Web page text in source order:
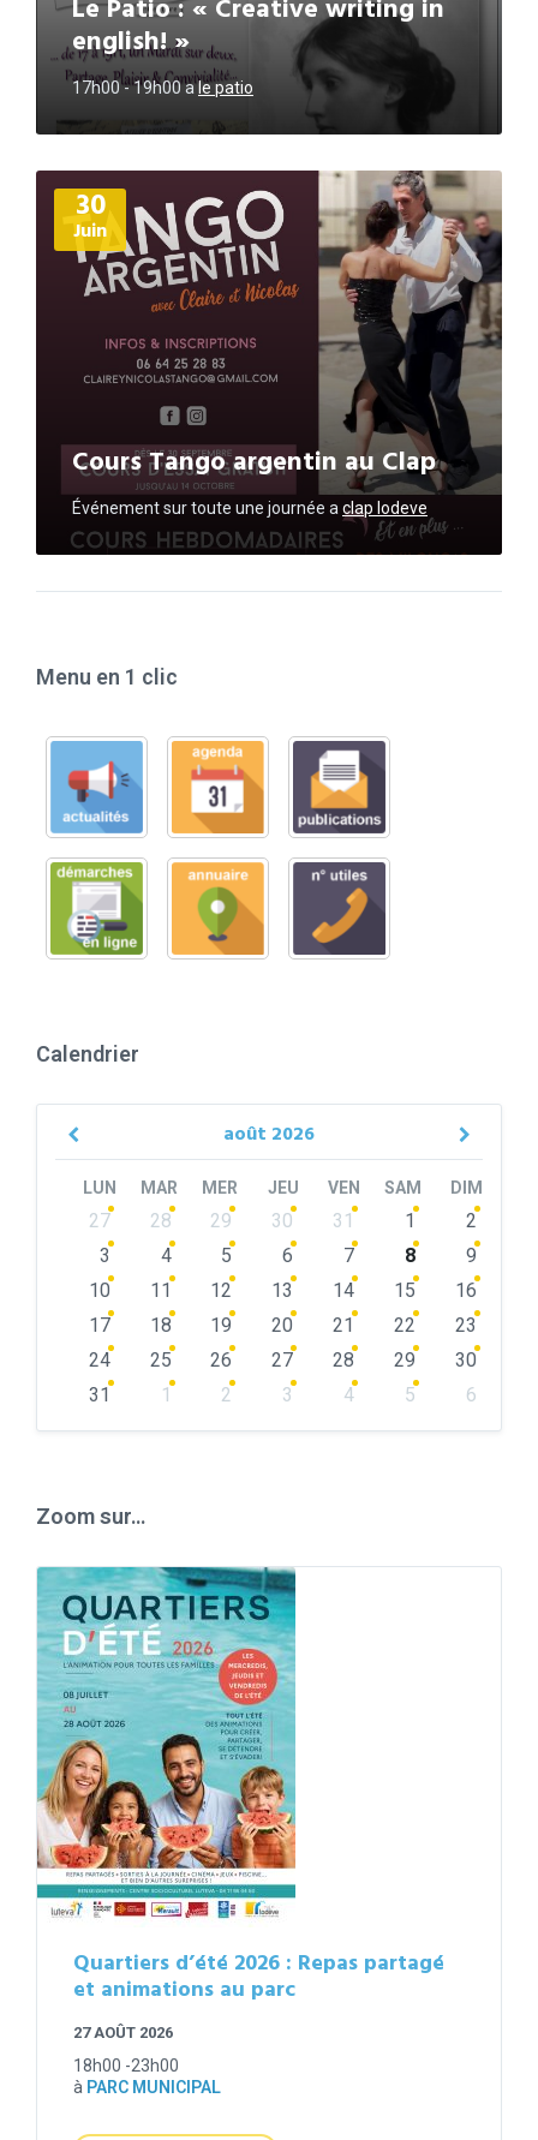
Le Patio : « Creative writing in
english! »
17h00 - 19h00ale patio
30
Juin
Cours Tango argentin au Clap
Événement sur toute une journée aclap lodeve
Plus
d'informations
Menu en 1 clic
Calendrier
août 2026
Previous
LUN MAR MER JEU VEN SAM DIM
Skip
calendar
27 28 29 30 31 1
2
3
4 5 6 7 8
9
10
11 12 13 14 15
16
17
18 19 20 21 22
23
24
25 26 27 28 29
30
31
1 2 3 4 5
6
Zoom sur…
Quartiers d’été 2026 : Repas partagé
et animations au parc
27 AOÛT 2026
18h00 -23h00
à PARC MUNICIPAL